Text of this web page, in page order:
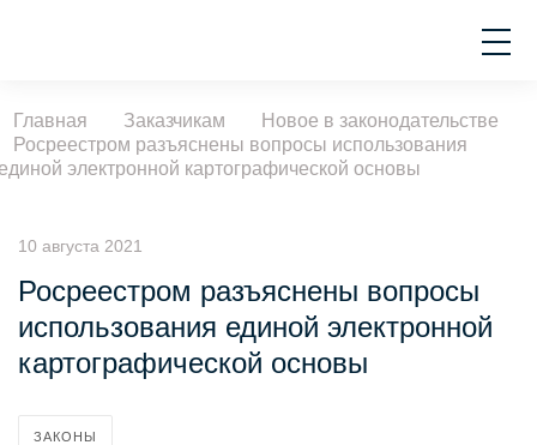
Главная Заказчикам
Новое в законодательстве
Росреестром разъяснены вопросы использования
электронной картографической основы
10 августа 2021
Росреестром разъяснены вопросы
использования единой электронной
картографической основы
ЗАКОНЫ